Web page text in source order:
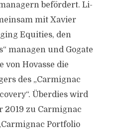
befördert. Li-
mit Xavier
Equities, den
managen und Gogate
von Hovasse die
des „Carmignac
Überdies wird
2019 zu Carmignac
Portfolio